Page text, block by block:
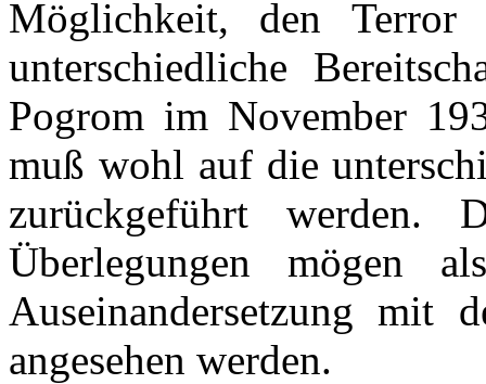
Möglichkeit, den Terror
unterschiedliche
Pogrom im November
muß wohl auf die
zurückgeführt werden.
Überlegungen mögen
Auseinandersetzung mit
angesehen werden.